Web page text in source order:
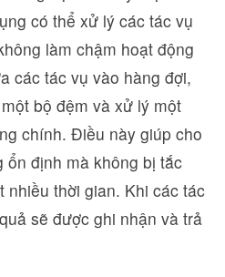
có thể xử lý các tác vụ
làm chậm hoạt động
các tác vụ vào hàng đợi,
bộ đệm và xử lý một
chính. Điều này giúp cho
ổn định mà không bị tắc
nhiều thời gian. Khi các tác
sẽ được ghi nhận và trả